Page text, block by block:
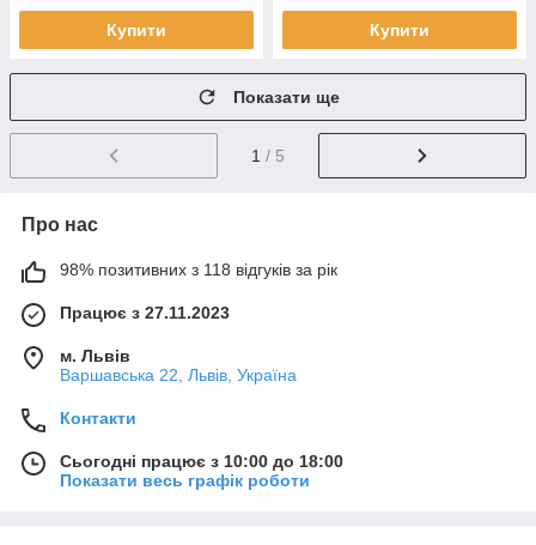
Купити Купити
Показати ще
1 / 5
Про нас
98% позитивних з 118 відгуків за рік
Працює з 27.11.2023
м. Львів
Варшавська 22, Львів, Україна
Контакти
Сьогодні працює з 10:00 до 18:00
Показати весь графік роботи